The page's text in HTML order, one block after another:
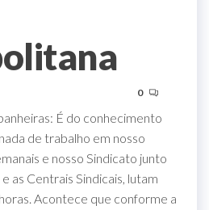
0
É do conhecimento
de trabalho em nosso
e nosso Sindicato junto
as Centrais Sindicais, lutam
Acontece que conforme a